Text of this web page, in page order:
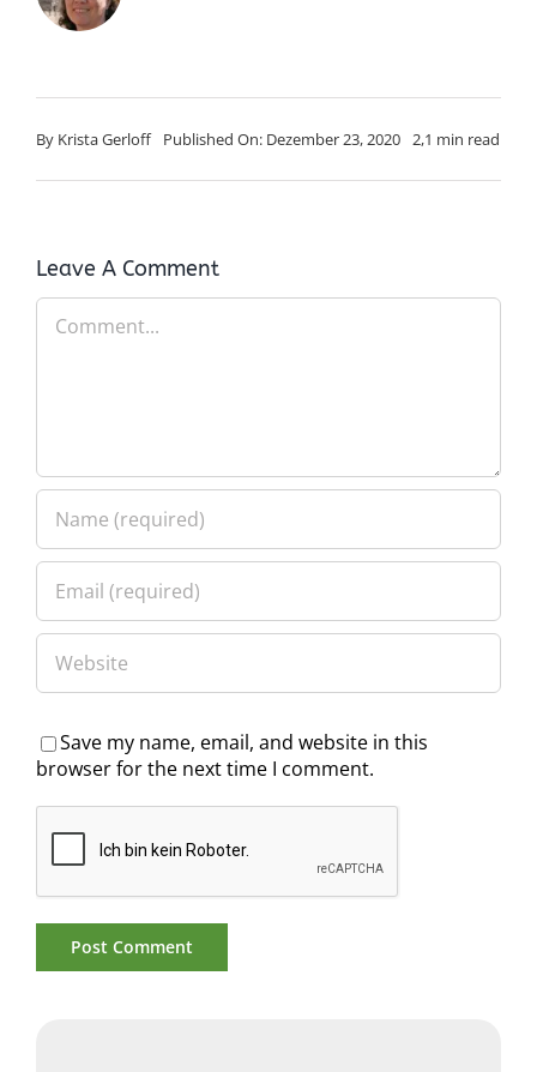
By Krista Gerloff Published On: Dezember 23, 2020 2,1 min read
Leave A Comment
Comment
Save my name, email, and website in this
browser for the next time I comment.